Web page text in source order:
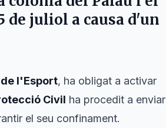
de juliol a causa d'un
l'Esport, ha obligat a activar
Civil ha procedit a enviar
el seu confinament.